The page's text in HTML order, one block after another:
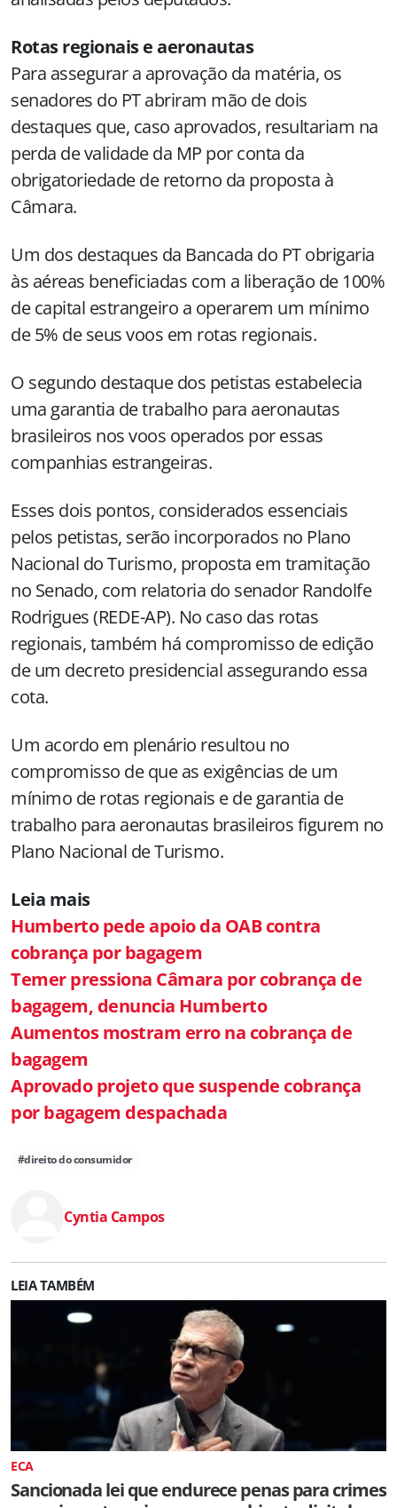
Rotas regionais e aeronautas
Para assegurar a aprovação da matéria, os
senadores do PT abriram mão de dois
destaques que, caso aprovados, resultariam na
perda de validade da MP por conta da
obrigatoriedade de retorno da proposta à
Câmara.
Um dos destaques da Bancada do PT obrigaria
às aéreas beneficiadas com a liberação de 100%
de capital estrangeiro a operarem um mínimo
de 5% de seus voos em rotas regionais.
O segundo destaque dos petistas estabelecia
uma garantia de trabalho para aeronautas
brasileiros nos voos operados por essas
companhias estrangeiras.
Esses dois pontos, considerados essenciais
pelos petistas, serão incorporados no Plano
Nacional do Turismo, proposta em tramitação
no Senado, com relatoria do senador Randolfe
Rodrigues (REDE-AP). No caso das rotas
regionais, também há compromisso de edição
de um decreto presidencial assegurando essa
cota.
Um acordo em plenário resultou no
compromisso de que as exigências de um
mínimo de rotas regionais e de garantia de
trabalho para aeronautas brasileiros figurem no
Plano Nacional de Turismo.
Leia mais
Humberto pede apoio da OAB contra
cobrança por bagagem
Temer pressiona Câmara por cobrança de
bagagem, denuncia Humberto
Aumentos mostram erro na cobrança de
bagagem
Aprovado projeto que suspende cobrança
por bagagem despachada
#direito do consumidor
Cyntia Campos
LEIA TAMBÉM
ECA
Sancionada lei que endurece penas para crimes